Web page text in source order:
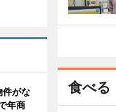
食べる
件がな
年商